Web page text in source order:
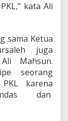
kata Ali
sama Ketua
juga
Mahsun.
seorang
karena
dan